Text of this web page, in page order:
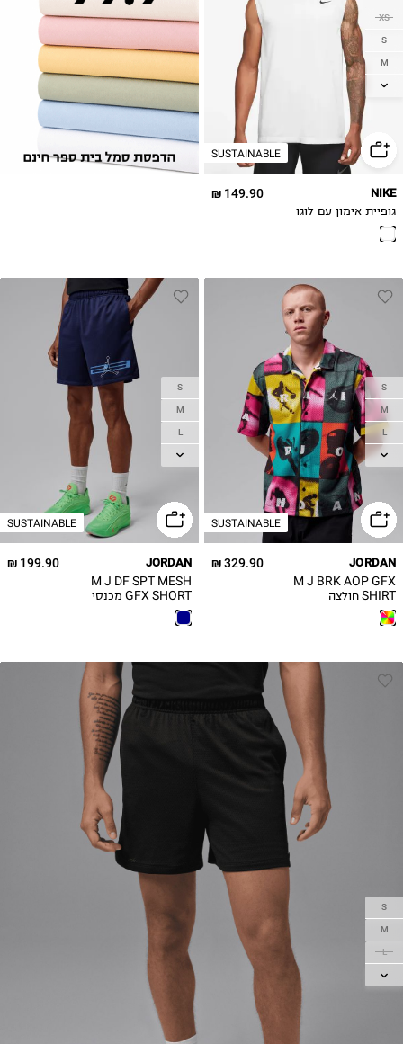
SUSTAINABLE
XS
S
M
L
3XL
149.90 ₪ NIKE
גופיית אימון עם לוגו
SUSTAINABLE
S
M
L
XL
329.90 ₪ JORDAN
M J BRK AOP GFX
SHIRT חולצה
מכופתרת
SUSTAINABLE
S
M
L
XL
3XL
199.90 ₪ JORDAN
M J DF SPT MESH
GFX SHORT מכנסי
רשת
S
M
L
XL